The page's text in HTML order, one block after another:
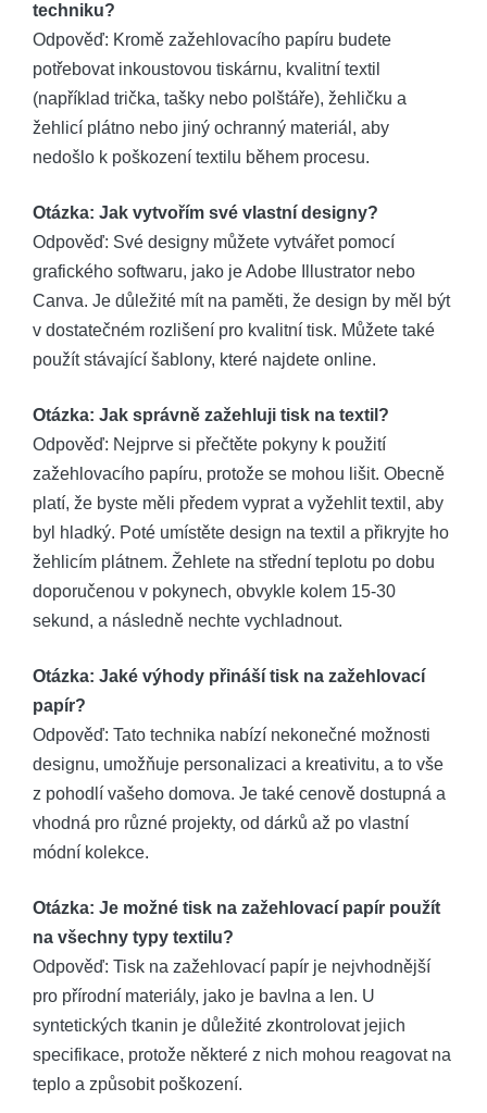
techniku?
Odpověď: Kromě zažehlovacího papíru budete
potřebovat inkoustovou tiskárnu, kvalitní textil
(například trička, tašky nebo polštáře), žehličku a
žehlicí plátno nebo jiný ochranný materiál, aby
nedošlo k poškození textilu během procesu.
Otázka: Jak vytvořím své vlastní designy?
Odpověď: Své designy můžete vytvářet pomocí
grafického softwaru, jako je Adobe Illustrator nebo
Canva. Je důležité mít na paměti, že design by měl být
v dostatečném rozlišení pro kvalitní tisk. Můžete také
použít stávající šablony, které najdete online.
Otázka: Jak správně zažehluji tisk na textil?
Odpověď: Nejprve si přečtěte pokyny k použití
zažehlovacího papíru, protože se mohou lišit. Obecně
platí, že byste měli předem vyprat a vyžehlit textil, aby
byl hladký. Poté umístěte design na textil a přikryjte ho
žehlicím plátnem. Žehlete na střední teplotu po dobu
doporučenou v pokynech, obvykle kolem 15-30
sekund, a následně nechte vychladnout.
Otázka: Jaké výhody přináší tisk na zažehlovací
papír?
Odpověď: Tato technika nabízí nekonečné možnosti
designu, umožňuje personalizaci a kreativitu, a to vše
z pohodlí vašeho domova. Je také cenově dostupná a
vhodná pro různé projekty, od dárků až po vlastní
módní kolekce.
Otázka: Je možné tisk na zažehlovací papír použít
na všechny typy textilu?
Odpověď: Tisk na zažehlovací papír je nejvhodnější
pro přírodní materiály, jako je bavlna a len. U
syntetických tkanin je důležité zkontrolovat jejich
specifikace, protože některé z nich mohou reagovat na
teplo a způsobit poškození.